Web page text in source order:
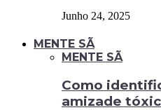
Junho 24, 2025
MENTE SÃ
MENTE SÃ
Como
amizade